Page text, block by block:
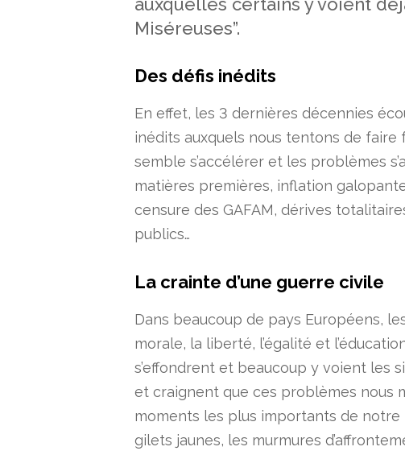
Miséreuses”.
Des défis inédits
En effet, les 3 dernières décennies
inédits auxquels nous tentons de faire
semble s’accélérer et les problèmes
matières premières, inflation
censure des GAFAM, dérives
publics…
La crainte d’une guerre civile
Dans beaucoup de pays Européens,
morale, la liberté, l’égalité et
s’effondrent et beaucoup y voient les
et craignent que ces problèmes nous
moments les plus importants de notre
gilets jaunes, les murmures